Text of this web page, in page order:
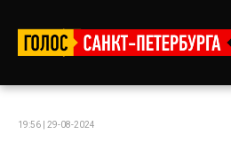
19:56 | 29-08-2024